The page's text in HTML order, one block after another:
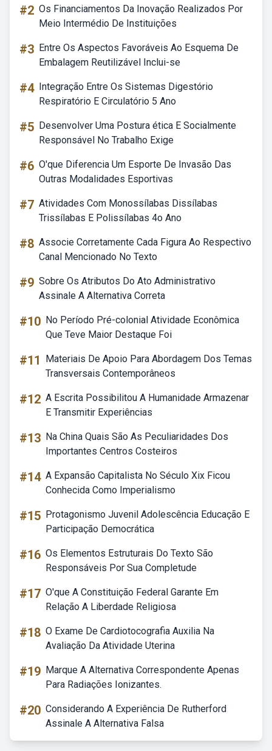
#2 Os Financiamentos Da Inovação Realizados Por
Meio Intermédio De Instituições
#3 Entre Os Aspectos Favoráveis Ao Esquema De
Embalagem Reutilizável Inclui-se
#4 Integração Entre Os Sistemas Digestório
Respiratório E Circulatório 5 Ano
#5 Desenvolver Uma Postura ética E Socialmente
Responsável No Trabalho Exige
#6 O'que Diferencia Um Esporte De Invasão Das
Outras Modalidades Esportivas
#7 Atividades Com Monossílabas Dissílabas
Trissílabas E Polissílabas 4o Ano
#8 Associe Corretamente Cada Figura Ao Respectivo
Canal Mencionado No Texto
#9 Sobre Os Atributos Do Ato Administrativo
Assinale A Alternativa Correta
#10 No Período Pré-colonial Atividade Econômica
Que Teve Maior Destaque Foi
#11
Materiais De Apoio Para Abordagem Dos Temas
Transversais Contemporâneos
#12 A Escrita Possibilitou A Humanidade Armazenar
E Transmitir Experiências
#13 Na China Quais São As Peculiaridades Dos
Importantes Centros Costeiros
#14 A Expansão Capitalista No Século Xix Ficou
Conhecida Como Imperialismo
#15 Protagonismo Juvenil Adolescência Educação E
Participação Democrática
#16 Os Elementos Estruturais Do Texto São
Responsáveis Por Sua Completude
#17 O'que A Constituição Federal Garante Em
Relação A Liberdade Religiosa
#18 O Exame De Cardiotocografia Auxilia Na
Avaliação Da Atividade Uterina
#19 Marque A Alternativa Correspondente Apenas
Para Radiações Ionizantes.
#20 Considerando A Experiência De Rutherford
Assinale A Alternativa Falsa